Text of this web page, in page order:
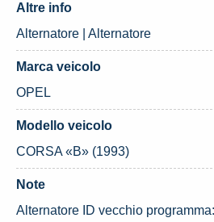
Altre info
Alternatore | Alternatore
Marca veicolo
OPEL
Modello veicolo
CORSA «B» (1993)
Note
Alternatore ID vecchio